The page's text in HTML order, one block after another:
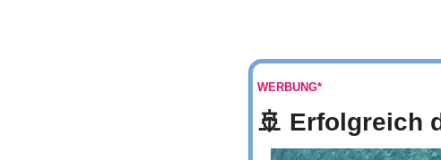
WERBUNG*
🚢 Erfolgreich